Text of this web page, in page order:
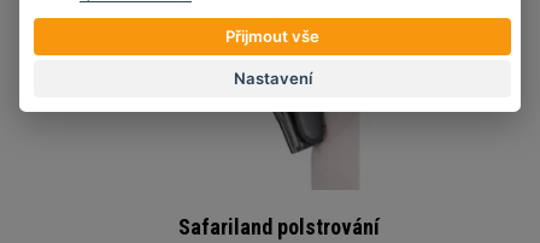
Safariland polstrování
Přijmout vše
Nastavení